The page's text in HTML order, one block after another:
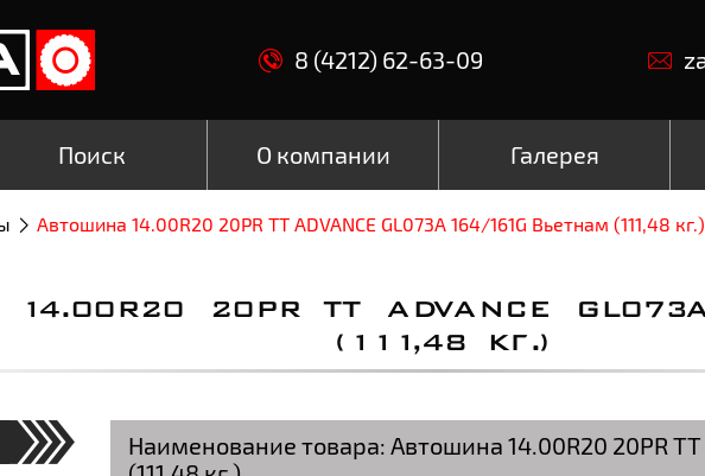
8 (4212) 62-63-09
Поиск О компании Галерея
Автошина 14.00R20 20PR TT ADVANCE GL073A 164/161G Вьетнам (111,48 кг.)
20PR TT ADVANCE
(111,48 КГ.)
Наименование товара: Автошина 14.00R20 20PR TT